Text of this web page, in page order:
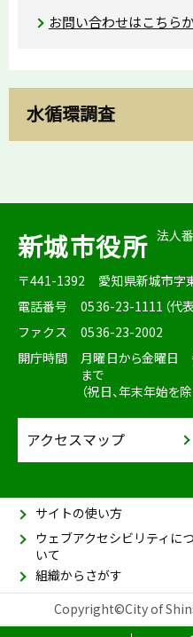
お問い合わせはこちら
水循環調査
新城市役所 法人
〒441-1392
愛知県新城市字
電話番号
0536-23-1111（代表
ファクス
0536-23-2002
開庁時間
月曜日から金曜日
まで
（祝日、年末年始を除
アクセスマップ
サイトの使い方
ウェブアクセシビリティにつ
いて
組織からさがす
Copyright©City of